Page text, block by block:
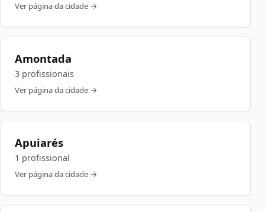
Ver página da cidade →
Amontada
3 profissionais
Ver página da cidade →
Apuiarés
1 profissional
Ver página da cidade →